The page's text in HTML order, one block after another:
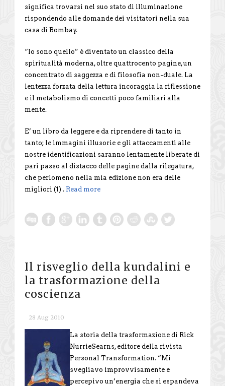
significa trovarsi nel suo stato di illuminazione
rispondendo alle domande dei visitatori nella sua
casa di Bombay.
“Io sono quello” è diventato un classico della
spiritualità moderna, oltre quattrocento pagine, un
concentrato di saggezza e di filosofia non-duale. La
lentezza forzata della lettura incoraggia la riflessione
e il metabolismo di concetti poco familiari alla
mente.
E’ un libro da leggere e da riprendere di tanto in
tanto; le immagini illusorie e gli attaccamenti alle
nostre identificazioni saranno lentamente liberate di
pari passo al distacco delle pagine dalla rilegatura,
che perlomeno nella mia edizione non era delle
migliori (1) . Read more
Il risveglio della kundalini e
la trasformazione della
coscienza
28 Aug 2010
La storia della trasformazione di Rick
NurrieSearns, editore della rivista
Personal Transformation. “Mi
svegliavo improvvisamente e
percepivo un’energia che si espandeva